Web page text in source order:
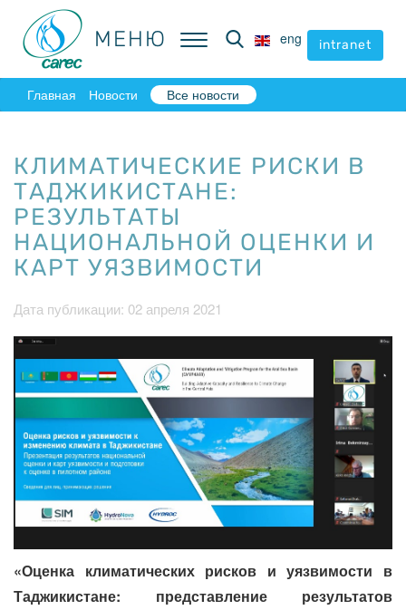
МЕНЮ eng intranet
МЕНЮ eng intranet
Главная Новости Все новости
КЛИМАТИЧЕСКИЕ РИСКИ В
ТАДЖИКИСТАНЕ:
РЕЗУЛЬТАТЫ
НАЦИОНАЛЬНОЙ ОЦЕНКИ И
КАРТ УЯЗВИМОСТИ
Дата публикации: 02 апреля 2021
«Оценка климатических рисков и уязвимости в
Таджикистане: представление результатов